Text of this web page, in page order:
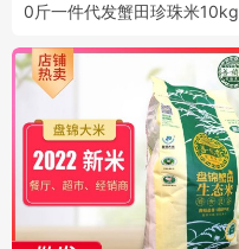
0斤一件代发蟹田珍珠米10kg